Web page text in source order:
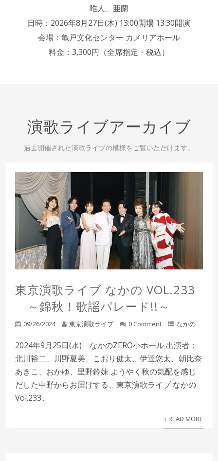
唯人、亜蘭
日時：2026年8月27日(木) 13:00開場 13:30開演
会場：亀戸文化センター カメリアホール
料金：3,300円（全席指定・税込）
演歌ライブアーカイブ
過去開催された演歌ライブの模様をご覧いただけます。
東京演歌ライブ なかの VOL.233
～錦秋！歌謡パレード!!～
09/26/2024 東京演歌ライブ 0 Comment なかの
2024年9月25日(水) なかのZERO小ホール 出演者：
北川裕二、川野夏美、こおり健太、伊達悠太、朝比奈
あきこ、おかゆ、里野鈴妹 ようやく秋の気配を感じ
だした中野からお届けする、東京演歌ライブ なかの
Vol.233...
+ READ MORE